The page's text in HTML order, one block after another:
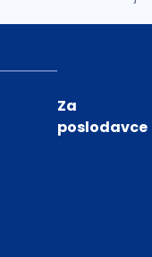
Za
poslodavce